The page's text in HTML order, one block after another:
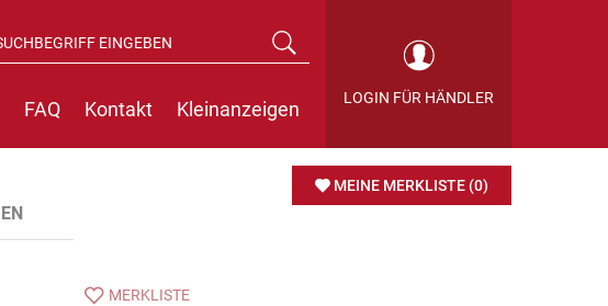
LOGIN FÜR HÄNDLER
FAQ Kontakt Kleinanzeigen
MEINE MERKLISTE (0)
MERKLISTE